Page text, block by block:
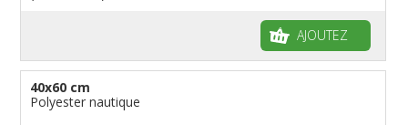
AJOUTEZ
40x60 cm
Polyester nautique